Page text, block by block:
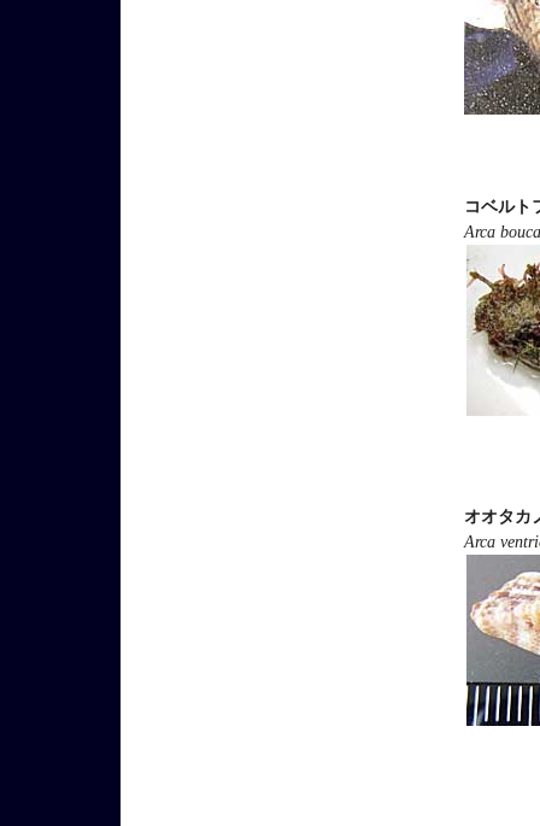
コベルト
Arca
オオタカ
Arca